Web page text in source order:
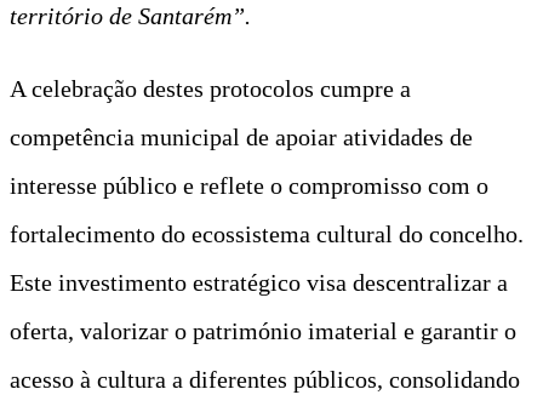
território de Santarém”.
A celebração destes protocolos cumpre a
competência municipal de apoiar atividades de
interesse público e reflete o compromisso com o
fortalecimento do ecossistema cultural do concelho.
Este investimento estratégico visa descentralizar a
oferta, valorizar o património imaterial e garantir o
acesso à cultura a diferentes públicos, consolidando